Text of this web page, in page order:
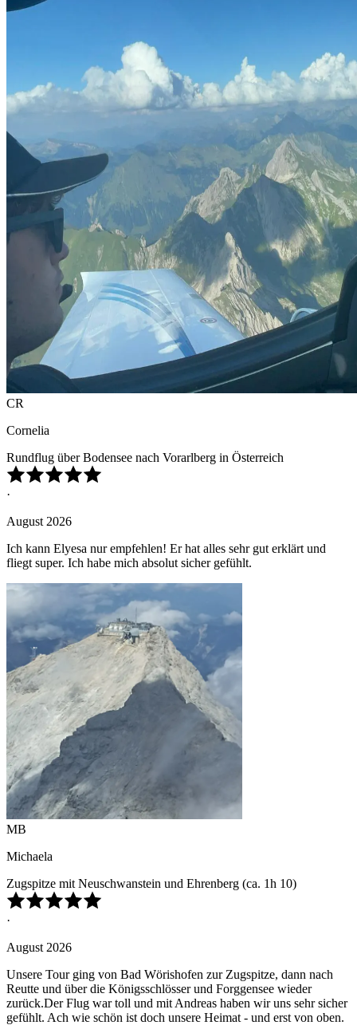
CR
Cornelia
Rundflug über Bodensee nach Vorarlberg in Österreich
·
August 2026
Ich kann Elyesa nur empfehlen! Er hat alles sehr gut erklärt und
fliegt super. Ich habe mich absolut sicher gefühlt.
MB
Michaela
Zugspitze mit Neuschwanstein und Ehrenberg (ca. 1h 10)
·
August 2026
Unsere Tour ging von Bad Wörishofen zur Zugspitze, dann nach
Reutte und über die Königsschlösser und Forggensee wieder
zurück.Der Flug war toll und mit Andreas haben wir uns sehr sicher
gefühlt. Ach wie schön ist doch unsere Heimat - und erst von oben.